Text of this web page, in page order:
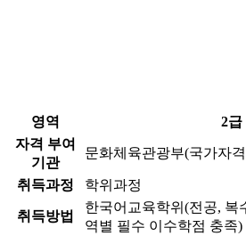
영역
2급
자격 부여
기관
문화체육관광부(국가자
취득과정 학위과정
취득방법
한국어교육학위(전공, 복
역별 필수 이수학점 충족)